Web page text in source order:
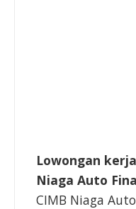
Lowongan
Niaga Auto
CIMB Niaga